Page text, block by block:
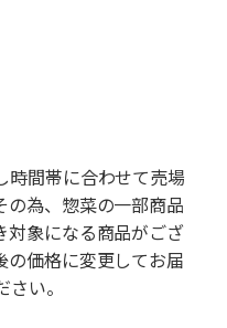
時間帯に合わせて売場
の為、惣菜の一部商品
対象になる商品がござ
の価格に変更してお届
い。